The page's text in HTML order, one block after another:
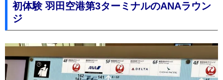
初体験 羽田空港第3ターミナルのANAラウン
ジ